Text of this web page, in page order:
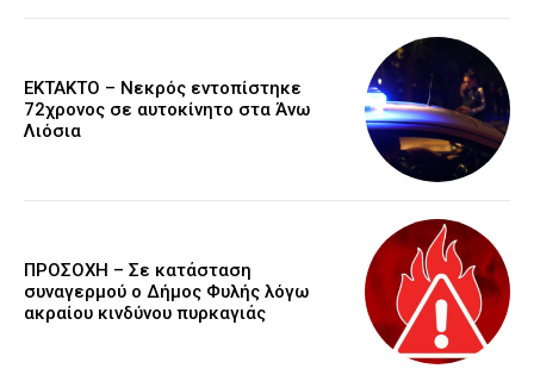
EKTAKTO – Νεκρός εντοπίστηκε
72χρονος σε αυτοκίνητο στα Άνω
Λιόσια
ΠΡΟΣΟΧΗ – Σε κατάσταση
συναγερμού ο Δήμος Φυλής λόγω
ακραίου κινδύνου πυρκαγιάς